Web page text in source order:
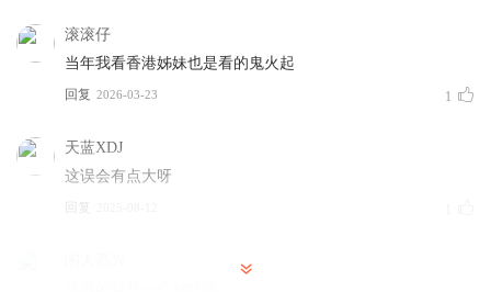
滚滚仔
当年我看香港姊妹也是看的鬼火起
回复 2026-03-23 1
天蓝XDJ
这误会有点大呀
回复